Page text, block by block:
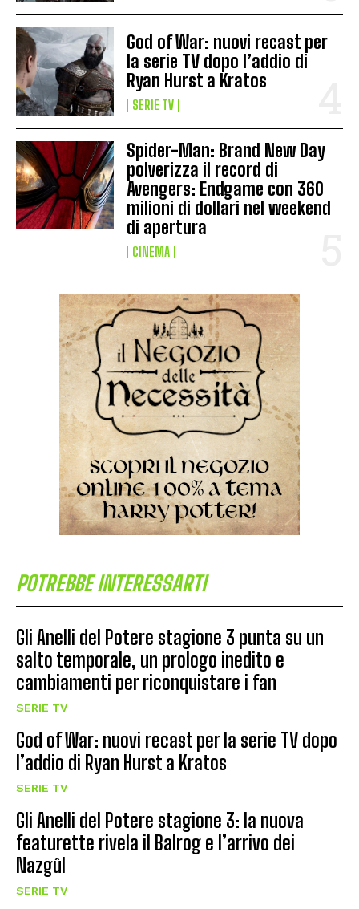
God of War: nuovi recast per
la serie TV dopo l’addio di
Ryan Hurst a Kratos
SERIE TV
Spider-Man: Brand New Day
polverizza il record di
Avengers: Endgame con 360
milioni di dollari nel weekend
di apertura
CINEMA
POTREBBE INTERESSARTI
Gli Anelli del Potere stagione 3 punta su un
salto temporale, un prologo inedito e
cambiamenti per riconquistare i fan
SERIE TV
God of War: nuovi recast per la serie TV dopo
l’addio di Ryan Hurst a Kratos
SERIE TV
Gli Anelli del Potere stagione 3: la nuova
featurette rivela il Balrog e l’arrivo dei
Nazgûl
SERIE TV